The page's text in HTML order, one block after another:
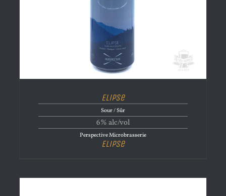
Elipse
Sour / Sûr
6% alc/vol
Perspective Microbrasserie
Elipse